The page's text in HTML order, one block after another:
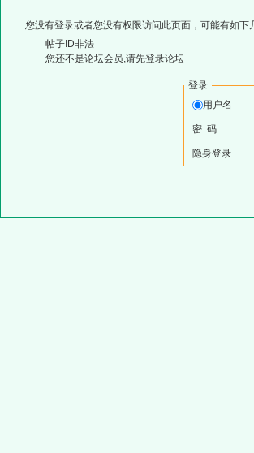
您没有登录或者您没有权限访问此页面，可能有如下
帖子ID非法
您还不是论坛会员,请先登录论坛
登录
用户名
密 码
隐身登录